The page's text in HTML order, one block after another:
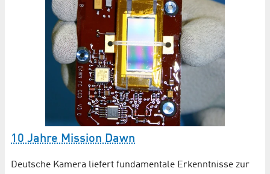
10 Jahre Mission Dawn
Deutsche Kamera liefert fundamentale Erkenntnisse zur